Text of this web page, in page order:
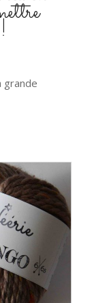
grande